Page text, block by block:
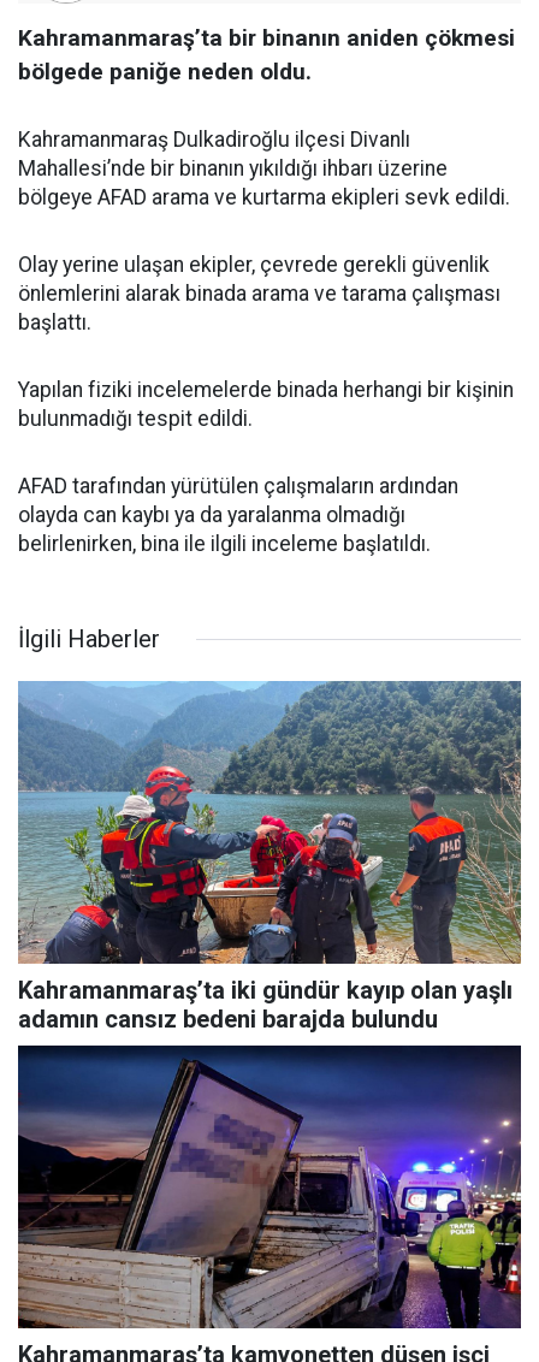
Kahramanmaraş’ta bir binanın aniden çökmesi
bölgede paniğe neden oldu.
Kahramanmaraş Dulkadiroğlu ilçesi Divanlı
Mahallesi’nde bir binanın yıkıldığı ihbarı üzerine
bölgeye AFAD arama ve kurtarma ekipleri sevk edildi.
Olay yerine ulaşan ekipler, çevrede gerekli güvenlik
önlemlerini alarak binada arama ve tarama çalışması
başlattı.
Yapılan fiziki incelemelerde binada herhangi bir kişinin
bulunmadığı tespit edildi.
AFAD tarafından yürütülen çalışmaların ardından
olayda can kaybı ya da yaralanma olmadığı
belirlenirken, bina ile ilgili inceleme başlatıldı.
İlgili Haberler
Kahramanmaraş’ta iki gündür kayıp olan yaşlı
adamın cansız bedeni barajda bulundu
Kahramanmaraş’ta kamyonetten düşen işçi